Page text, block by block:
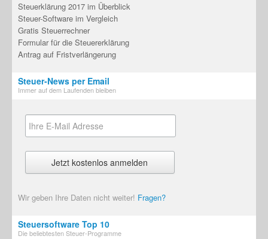
Steuerklärung 2017 im Überblick
Steuer-Software im Vergleich
Gratis Steuerrechner
Formular für die Steuererklärung
Antrag auf Fristverlängerung
Steuer-News per Email
Immer auf dem Laufenden bleiben
Wir geben Ihre Daten nicht weiter! Fragen?
Steuersoftware Top 10
Die beliebtesten Steuer-Programme